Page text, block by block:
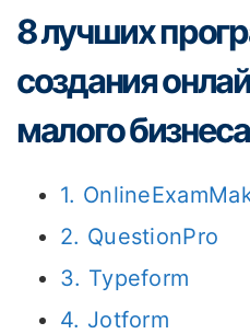
8 лучших
создания
малого бизнеса
1.
2. QuestionPro
3. Typeform
4. Jotform